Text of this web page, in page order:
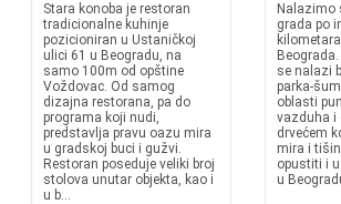
Stara konoba je restoran
tradicionalne kuhinje
pozicioniran u Ustaničkoj
ulici 61 u Beogradu, na
samo 100m od opštine
Voždovac. Od samog
dizajna restorana, pa do
programa koji nudi,
predstavlja pravu oazu mira
u gradskoj buci i gužvi.
Restoran poseduje veliki broj
stolova unutar objekta, kao i
u b...
Nalazimo
grada po
se nalazi
parka-
oblasti
vazduha i
drvećem
mira i
opustiti i
u